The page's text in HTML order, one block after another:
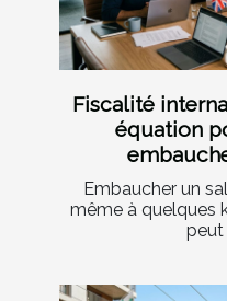
Fiscalité
équation
Embaucher un
même à quelques
peut